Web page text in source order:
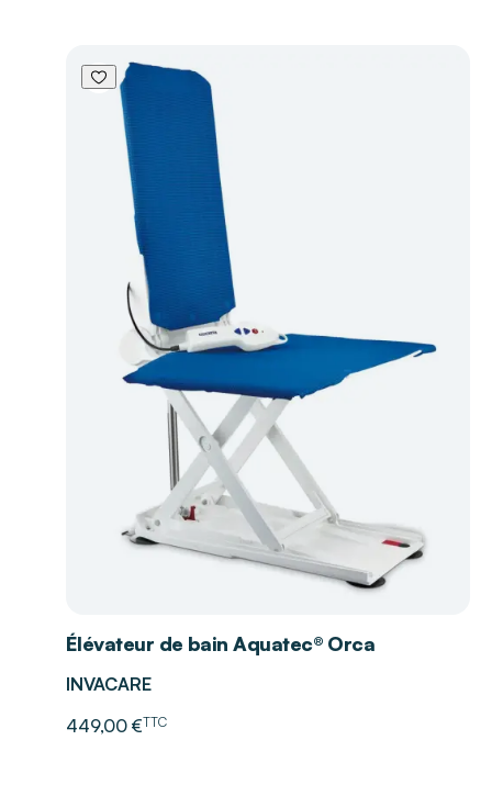
Élévateur de bain Aquatec® Orca
INVACARE
449,00 €TTC